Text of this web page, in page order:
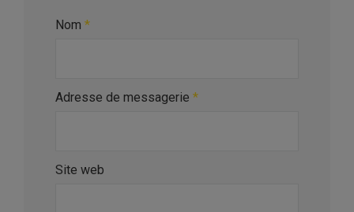
Nom *
Adresse de messagerie *
Site web